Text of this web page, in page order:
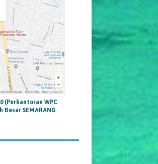
(Perkantoran WPC
Besar SEMARANG